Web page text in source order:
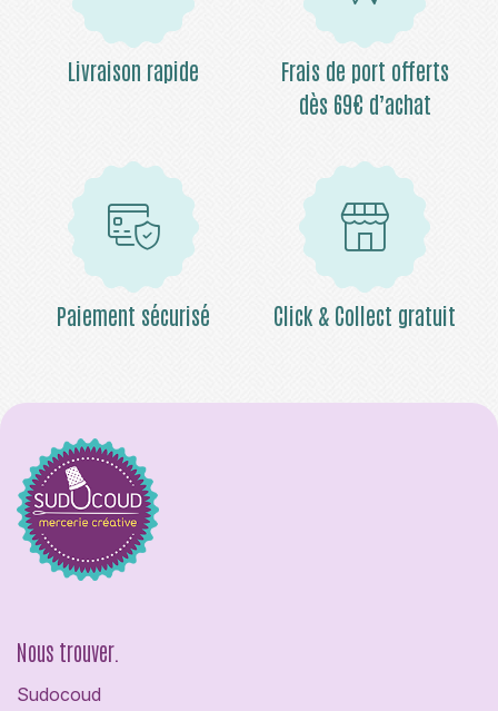
Livraison rapide
Frais de port offerts
dès 69€ d’achat
Paiement sécurisé Click & Collect gratuit
Nous trouver.
Sudocoud